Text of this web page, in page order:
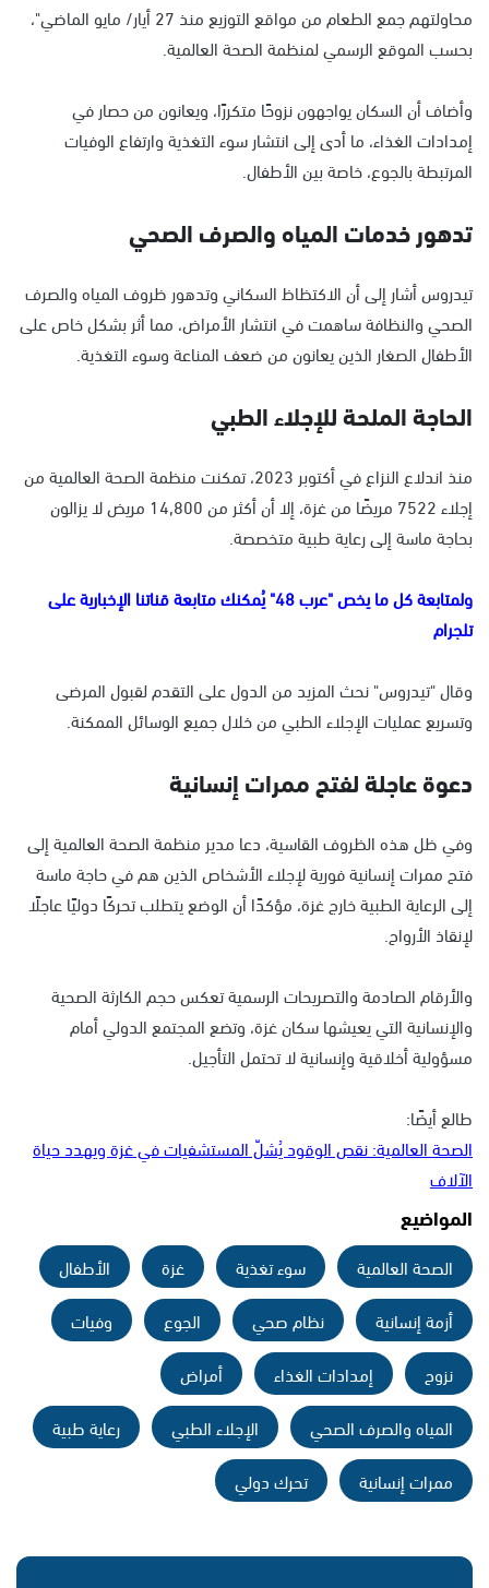
محاولتهم جمع الطعام من مواقع التوزيع منذ 27 أيار/ مايو الماضي"،
بحسب الموقع الرسمي لمنظمة الصحة العالمية.
وأضاف أن السكان يواجهون نزوحًا متكررًا، ويعانون من حصار في
إمدادات الغذاء، ما أدى إلى انتشار سوء التغذية وارتفاع الوفيات
المرتبطة بالجوع، خاصة بين الأطفال.
تدهور خدمات المياه والصرف الصحي
تيدروس أشار إلى أن الاكتظاظ السكاني وتدهور ظروف المياه والصرف
الصحي والنظافة ساهمت في انتشار الأمراض، مما أثر بشكل خاص على
الأطفال الصغار الذين يعانون من ضعف المناعة وسوء التغذية.
الحاجة الملحة للإجلاء الطبي
منذ اندلاع النزاع في أكتوبر 2023، تمكنت منظمة الصحة العالمية من
إجلاء 7522 مريضًا من غزة، إلا أن أكثر من 14,800 مريض لا يزالون
بحاجة ماسة إلى رعاية طبية متخصصة.
ولمتابعة كل ما يخص "عرب 48" يُمكنك متابعة قناتنا الإخبارية على
تلجرام
وقال "تيدروس" نحث المزيد من الدول على التقدم لقبول المرضى
وتسريع عمليات الإجلاء الطبي من خلال جميع الوسائل الممكنة.
دعوة عاجلة لفتح ممرات إنسانية
وفي ظل هذه الظروف القاسية، دعا مدير منظمة الصحة العالمية إلى
فتح ممرات إنسانية فورية لإجلاء الأشخاص الذين هم في حاجة ماسة
إلى الرعاية الطبية خارج غزة، مؤكدًا أن الوضع يتطلب تحركًا دوليًا عاجلًا
لإنقاذ الأرواح.
والأرقام الصادمة والتصريحات الرسمية تعكس حجم الكارثة الصحية
والإنسانية التي يعيشها سكان غزة، وتضع المجتمع الدولي أمام
مسؤولية أخلاقية وإنسانية لا تحتمل التأجيل.
طالع أيضًا:
الصحة العالمية: نقص الوقود يُشلّ المستشفيات في غزة ويهدد حياة
الآلاف
المواضيع
الصحة العالمية سوء تغذية غزة
الأطفال
أزمة إنسانية
نظام صحي الجوع
وفيات
نزوح
إمدادات الغذاء
أمراض
المياه والصرف الصحي
الإجلاء الطبي
رعاية طبية
ممرات إنسانية
تحرك دولي